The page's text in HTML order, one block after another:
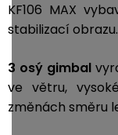
KF106 MAX
stabilizací obrazu.
3 osý gimbal
ve větru,
změnách směru